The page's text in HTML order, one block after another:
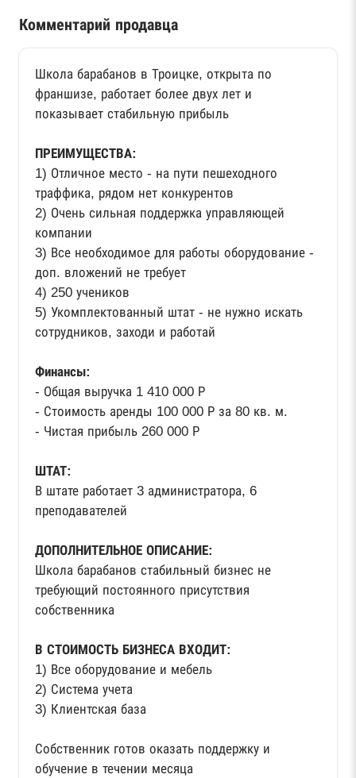
Комментарий продавца
Школа барабанов в Троицке, открыта по
франшизе, работает более двух лет и
показывает стабильную прибыль
ПРЕИМУЩЕСТВА:
1) Отличное место - на пути пешеходного
траффика, рядом нет конкурентов
2) Очень сильная поддержка управляющей
компании
3) Все необходимое для работы оборудование -
доп. вложений не требует
4) 250 учеников
5) Укомплектованный штат - не нужно искать
сотрудников, заходи и работай
Финансы:
- Общая выручка 1 410 000 Р
- Стоимость аренды 100 000 Р за 80 кв. м.
- Чистая прибыль 260 000 Р
ШТАТ:
В штате работает 3 администратора, 6
преподавателей
ДОПОЛНИТЕЛЬНОЕ ОПИСАНИЕ:
Школа барабанов стабильный бизнес не
требующий постоянного присутствия
собственника
В СТОИМОСТЬ БИЗНЕСА ВХОДИТ:
1) Все оборудование и мебель
2) Система учета
3) Клиентская база
Собственник готов оказать поддержку и
обучение в течении месяца